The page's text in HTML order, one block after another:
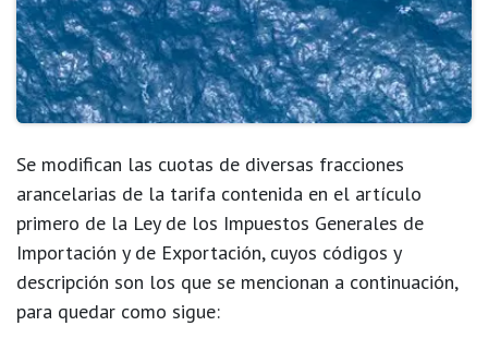
Se modifican las cuotas de diversas fracciones
arancelarias de la tarifa contenida en el artículo
primero de la Ley de los Impuestos Generales de
Importación y de Exportación, cuyos códigos y
descripción son los que se mencionan a continuación,
para quedar como sigue: